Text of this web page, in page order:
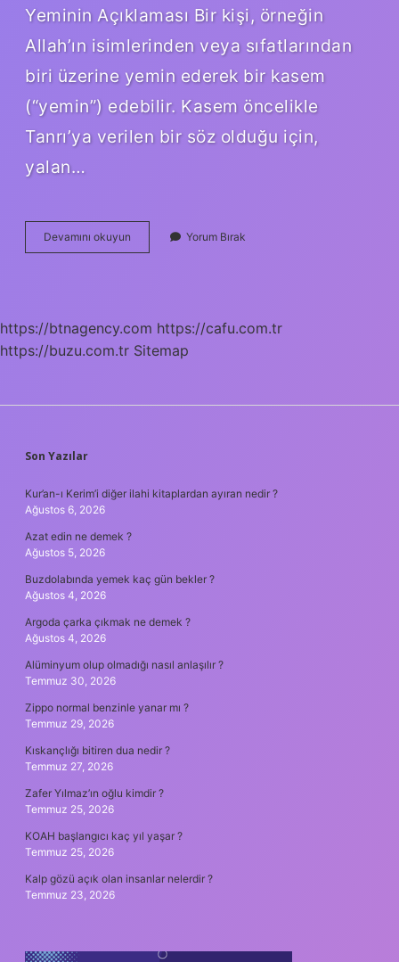
Yeminin Açıklaması Bir kişi, örneğin
Allah’ın isimlerinden veya sıfatlarından
biri üzerine yemin ederek bir kasem
(“yemin”) edebilir. Kasem öncelikle
Tanrı’ya verilen bir söz olduğu için,
yalan…
Devamını okuyun Mahzen
Ne
Yorum Bırak
https://btnagency.com https://cafu.com.tr
https://buzu.com.tr Sitemap
SIDEBAR
Son Yazılar
Kur’an-ı Kerim’i diğer ilahi kitaplardan ayıran nedir ?
Ağustos 6, 2026
Azat edin ne demek ?
Ağustos 5, 2026
Buzdolabında yemek kaç gün bekler ?
Ağustos 4, 2026
Argoda çarka çıkmak ne demek ?
Ağustos 4, 2026
Alüminyum olup olmadığı nasıl anlaşılır ?
Temmuz 30, 2026
Zippo normal benzinle yanar mı ?
Temmuz 29, 2026
Kıskançlığı bitiren dua nedir ?
Temmuz 27, 2026
Zafer Yılmaz’ın oğlu kimdir ?
Temmuz 25, 2026
KOAH başlangıcı kaç yıl yaşar ?
Temmuz 25, 2026
Kalp gözü açık olan insanlar nelerdir ?
Temmuz 23, 2026